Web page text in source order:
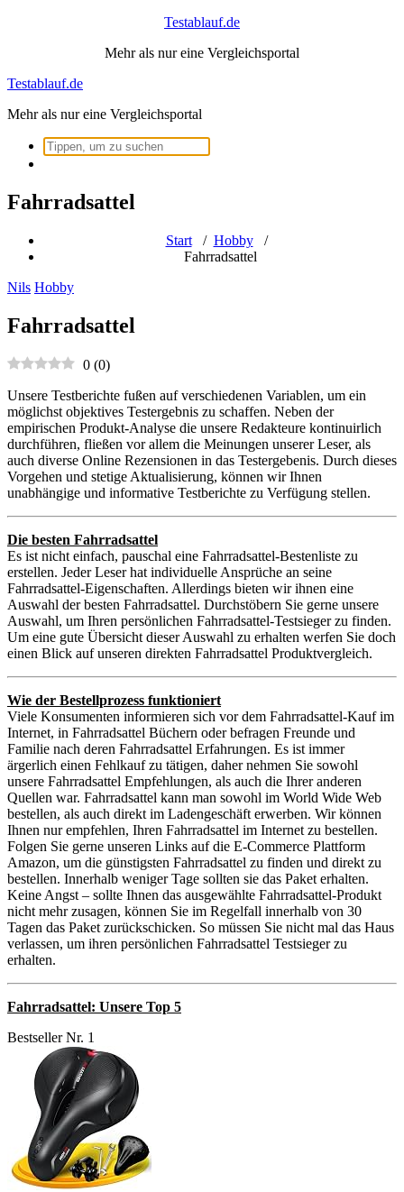
Testablauf.de
Mehr als nur eine Vergleichsportal
Testablauf.de
Mehr als nur eine Vergleichsportal
Suchen
nach:
Fahrradsattel
Start/ Hobby/
Fahrradsattel
Nils Hobby
Fahrradsattel
0 (0)
Unsere Testberichte fußen auf verschiedenen Variablen, um ein
möglichst objektives Testergebnis zu schaffen. Neben der
empirischen Produkt-Analyse die unsere Redakteure kontinuirlich
durchführen, fließen vor allem die Meinungen unserer Leser, als
auch diverse Online Rezensionen in das Testergebenis. Durch dieses
Vorgehen und stetige Aktualisierung, können wir Ihnen
unabhängige und informative Testberichte zu Verfügung stellen.
Die besten Fahrradsattel
Es ist nicht einfach, pauschal eine Fahrradsattel-Bestenliste zu
erstellen. Jeder Leser hat individuelle Ansprüche an seine
Fahrradsattel-Eigenschaften. Allerdings bieten wir ihnen eine
Auswahl der besten Fahrradsattel. Durchstöbern Sie gerne unsere
Auswahl, um Ihren persönlichen Fahrradsattel-Testsieger zu finden.
Um eine gute Übersicht dieser Auswahl zu erhalten werfen Sie doch
einen Blick auf unseren direkten Fahrradsattel Produktvergleich.
Wie der Bestellprozess funktioniert
Viele Konsumenten informieren sich vor dem Fahrradsattel-Kauf im
Internet, in Fahrradsattel Büchern oder befragen Freunde und
Familie nach deren Fahrradsattel Erfahrungen. Es ist immer
ärgerlich einen Fehlkauf zu tätigen, daher nehmen Sie sowohl
unsere Fahrradsattel Empfehlungen, als auch die Ihrer anderen
Quellen war. Fahrradsattel kann man sowohl im World Wide Web
bestellen, als auch direkt im Ladengeschäft erwerben. Wir können
Ihnen nur empfehlen, Ihren Fahrradsattel im Internet zu bestellen.
Folgen Sie gerne unseren Links auf die E-Commerce Plattform
Amazon, um die günstigsten Fahrradsattel zu finden und direkt zu
bestellen. Innerhalb weniger Tage sollten sie das Paket erhalten.
Keine Angst – sollte Ihnen das ausgewählte Fahrradsattel-Produkt
nicht mehr zusagen, können Sie im Regelfall innerhalb von 30
Tagen das Paket zurückschicken. So müssen Sie nicht mal das Haus
verlassen, um ihren persönlichen Fahrradsattel Testsieger zu
erhalten.
Fahrradsattel: Unsere Top 5
Bestseller Nr. 1